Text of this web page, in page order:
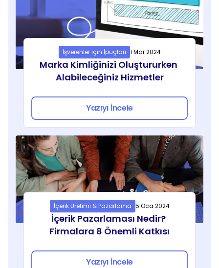
İşverenler için İpuçları 1 Mar 2024
Marka Kimliğinizi Oluştururken
Alabileceğiniz Hizmetler
Yazıyı İncele
İçerik Üretimi & Pazarlama 5 Oca 2024
İçerik Pazarlaması Nedir?
Firmalara 8 Önemli Katkısı
Yazıyı İncele